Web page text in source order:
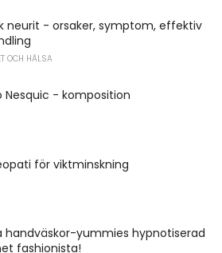
neurit - orsaker, symptom, effektiv
OCH HÄLSA
Nesquic - komposition
för viktminskning
handväskor-yummies hypnotiserad
fashionista!